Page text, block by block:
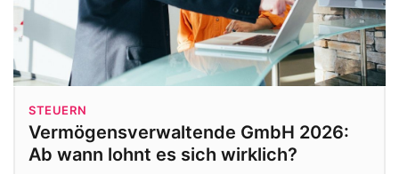
STEUERN
Vermögensverwaltende GmbH 2026:
Ab wann lohnt es sich wirklich?